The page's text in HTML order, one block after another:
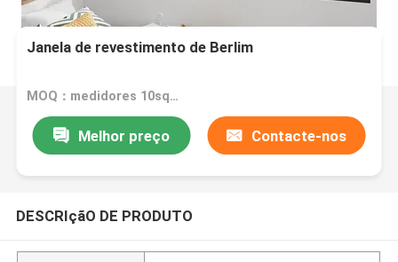
Janela de revestimento de Berlim
MOQ：medidores 10square
Melhor preço Contacte-nos
DESCRIçãO DE PRODUTO